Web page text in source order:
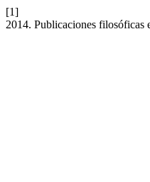
[1]
2014. Publicaciones